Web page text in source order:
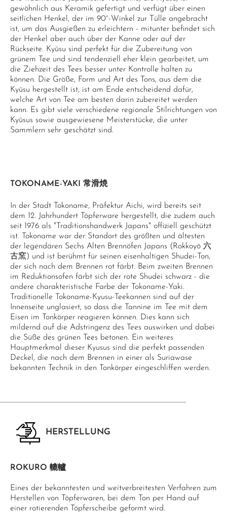
gewöhnlich aus Keramik gefertigt und verfügt über einen
seitlichen Henkel, der im 90°-Winkel zur Tülle angebracht
ist, um das Ausgießen zu erleichtern - mitunter befindet sich
der Henkel aber auch über der Kanne oder auf der
Rückseite. Kyūsu sind perfekt für die Zubereitung von
grünem Tee und sind tendenziell eher klein gearbeitet, um
die Ziehzeit des Tees besser unter Kontrolle halten zu
können. Die Größe, Form und Art des Tons, aus dem die
Kyūsu hergestellt ist, ist am Ende entscheidend dafür,
welche Art von Tee am besten darin zubereitet werden
kann. Es gibt viele verschiedene regionale Stilrichtungen von
Kyūsus sowie ausgewiesene Meisterstücke, die unter
Sammlern sehr geschätzt sind.
TOKONAME-YAKI 常滑焼
In der Stadt Tokoname, Präfektur Aichi, wird bereits seit
dem 12. Jahrhundert Töpferware hergestellt, die zudem auch
seit 1976 als "Traditionshandwerk Japans" offiziell geschützt
ist. Tokoname war der Standort des größten und ältesten
der legendären Sechs Alten Brennöfen Japans (Rokkoyō 六
古窯) und ist berühmt für seinen eisenhaltigen Shudei-Ton,
der sich nach dem Brennen rot färbt. Beim zweiten Brennen
im Reduktionsofen färbt sich der rote Shudei schwarz - die
andere charakteristische Farbe der Tokoname-Yaki.
Traditionelle Tokoname-Kyusu-Teekannen sind auf der
Innenseite unglasiert, so dass die Tannine im Tee mit dem
Eisen im Tonkörper reagieren können. Dies kann sich
mildernd auf die Adstringenz des Tees auswirken und dabei
die Süße des grünen Tees betonen. Ein weiteres
Hauptmerkmal dieser Kyusus sind die perfekt passenden
Deckel, die nach dem Brennen in einer als Suriawase
bekannten Technik in den Tonkörper eingeschliffen werden.
HERSTELLUNG
ROKURO 轆轤
Eines der bekanntesten und weitverbreitesten Verfahren zum
Herstellen von Töpferwaren, bei dem Ton per Hand auf
einer rotierenden Töpferscheibe geformt wird.